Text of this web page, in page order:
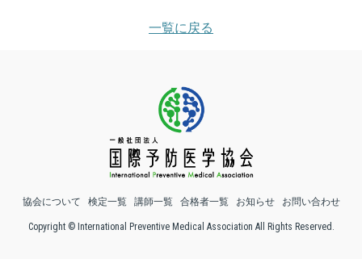
一覧に戻る
協会について 検定一覧 講師一覧 合格者一覧 お知らせ お問い合わせ
Copyright © International Preventive Medical Association All Rights Reserved.